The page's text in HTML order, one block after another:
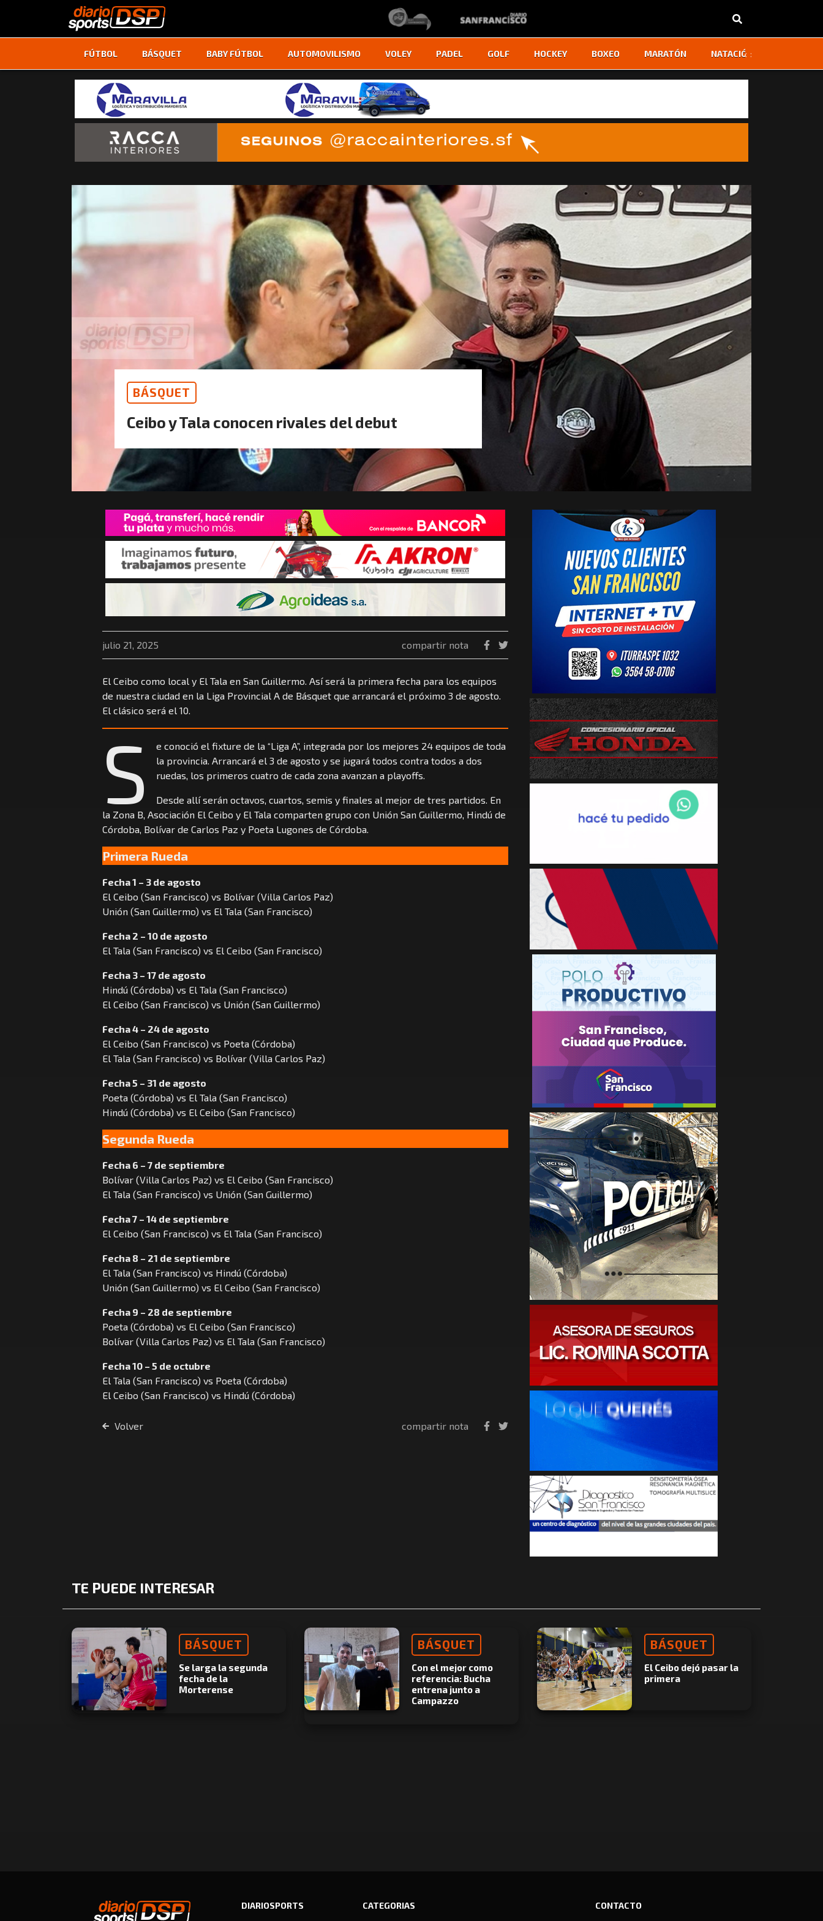
FÚTBOL BÁSQUET BABY FÚTBOL AUTOMOVILISMO VOLEY PADEL GOLF HOCKEY BOXEO MARATÓN NATACIÓN
‹ ›
BÁSQUET
Ceibo y Tala conocen rivales del debut
julio 21, 2025 compartir nota
El Ceibo como local y El Tala en San Guillermo. Así será la primera fecha para los equipos
de nuestra ciudad en la Liga Provincial A de Básquet que arrancará el próximo 3 de agosto.
El clásico será el 10.
S
e conoció el fixture de la “Liga A”, integrada por los mejores 24 equipos de toda
la provincia. Arrancará el 3 de agosto y se jugará todos contra todos a dos
ruedas, los primeros cuatro de cada zona avanzan a playoffs.
Desde allí serán octavos, cuartos, semis y finales al mejor de tres partidos. En
la Zona B, Asociación El Ceibo y El Tala comparten grupo con Unión San Guillermo, Hindú de
Córdoba, Bolívar de Carlos Paz y Poeta Lugones de Córdoba.
Primera Rueda
Fecha 1 – 3 de agosto
El Ceibo (San Francisco) vs Bolívar (Villa Carlos Paz)
Unión (San Guillermo) vs El Tala (San Francisco)
Fecha 2 – 10 de agosto
El Tala (San Francisco) vs El Ceibo (San Francisco)
Fecha 3 – 17 de agosto
Hindú (Córdoba) vs El Tala (San Francisco)
El Ceibo (San Francisco) vs Unión (San Guillermo)
Fecha 4 – 24 de agosto
El Ceibo (San Francisco) vs Poeta (Córdoba)
El Tala (San Francisco) vs Bolívar (Villa Carlos Paz)
Fecha 5 – 31 de agosto
Poeta (Córdoba) vs El Tala (San Francisco)
Hindú (Córdoba) vs El Ceibo (San Francisco)
Segunda Rueda
Fecha 6 – 7 de septiembre
Bolívar (Villa Carlos Paz) vs El Ceibo (San Francisco)
El Tala (San Francisco) vs Unión (San Guillermo)
Fecha 7 – 14 de septiembre
El Ceibo (San Francisco) vs El Tala (San Francisco)
Fecha 8 – 21 de septiembre
El Tala (San Francisco) vs Hindú (Córdoba)
Unión (San Guillermo) vs El Ceibo (San Francisco)
Fecha 9 – 28 de septiembre
Poeta (Córdoba) vs El Ceibo (San Francisco)
Bolívar (Villa Carlos Paz) vs El Tala (San Francisco)
Fecha 10 – 5 de octubre
El Tala (San Francisco) vs Poeta (Córdoba)
El Ceibo (San Francisco) vs Hindú (Córdoba)
Volver compartir nota
TE PUEDE INTERESAR
BÁSQUET
Se larga la segunda
fecha de la
Morterense
BÁSQUET
Con el mejor como
referencia: Bucha
entrena junto a
Campazzo
BÁSQUET
El Ceibo dejó pasar la
primera
DIARIOSPORTS CATEGORIAS CONTACTO